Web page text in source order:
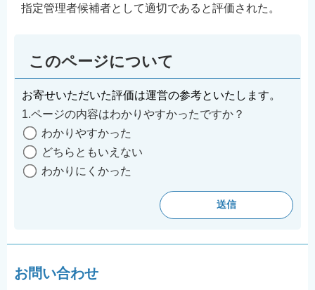
指定管理者候補者として適切であると評価された。
このページについて
お寄せいただいた評価は運営の参考といたします。
1.ページの内容はわかりやすかったですか？
わかりやすかった
どちらともいえない
わかりにくかった
お問い合わせ